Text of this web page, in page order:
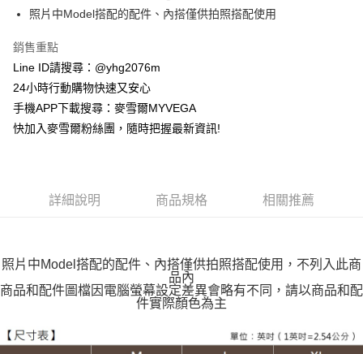
玉山商業銀行
星展（台灣）商業銀行
台灣樂天信用卡公司
貨到付款
運送方式
全家取貨付款
每筆NT$100，滿NT$599(含以上)免運費
每筆NT$100，滿NT$988(含以上)免運費
付款後萊爾富取貨
每筆NT$100，滿NT$988(含以上)免運費
7-11取貨付款
照片中Model搭配的配件、內搭僅供拍照搭配使用
銷售重點
Line ID請搜尋：@yhg2076m
24小時行動購物快速又安心
手機APP下載搜尋：麥雪爾MYVEGA
快加入麥雪爾粉絲團，隨時把握最新資訊!
詳細說明 商品規格 相關推薦
照片中Model搭配的配件、內搭僅供拍照搭配使用，不列入此商
品內
商品和配件圖檔因電腦螢幕設定差異會略有不同，請以商品和配
件實際顏色為主